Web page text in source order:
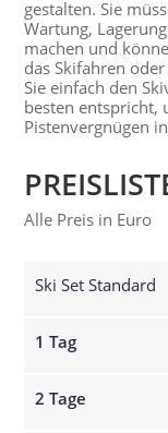
gestalten. Sie
Wartung,
machen und
das Skifahren
Sie einfach den
besten entspricht,
Pistenvergnügen
Alle Preis in Euro
1 Tag
2 Tage
Ski Set Standard